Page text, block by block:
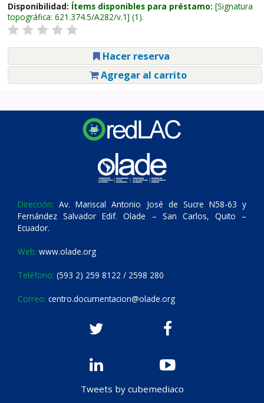
Disponibilidad: Ítems disponibles para préstamo: Signatura
topográfica: 621.374.5/A282/v.1 (1).
Hacer reserva
Agregar al carrito
Dirección: Av. Mariscal Antonio José de Sucre N58-63 y
Fernández Salvador Edif. Olade – San Carlos, Quito –
Ecuador.
Web: www.olade.org
Teléfono: (593 2) 259 8122 / 2598 280
Correo: centro.documentacion@olade.org
Tweets by cubemediaco